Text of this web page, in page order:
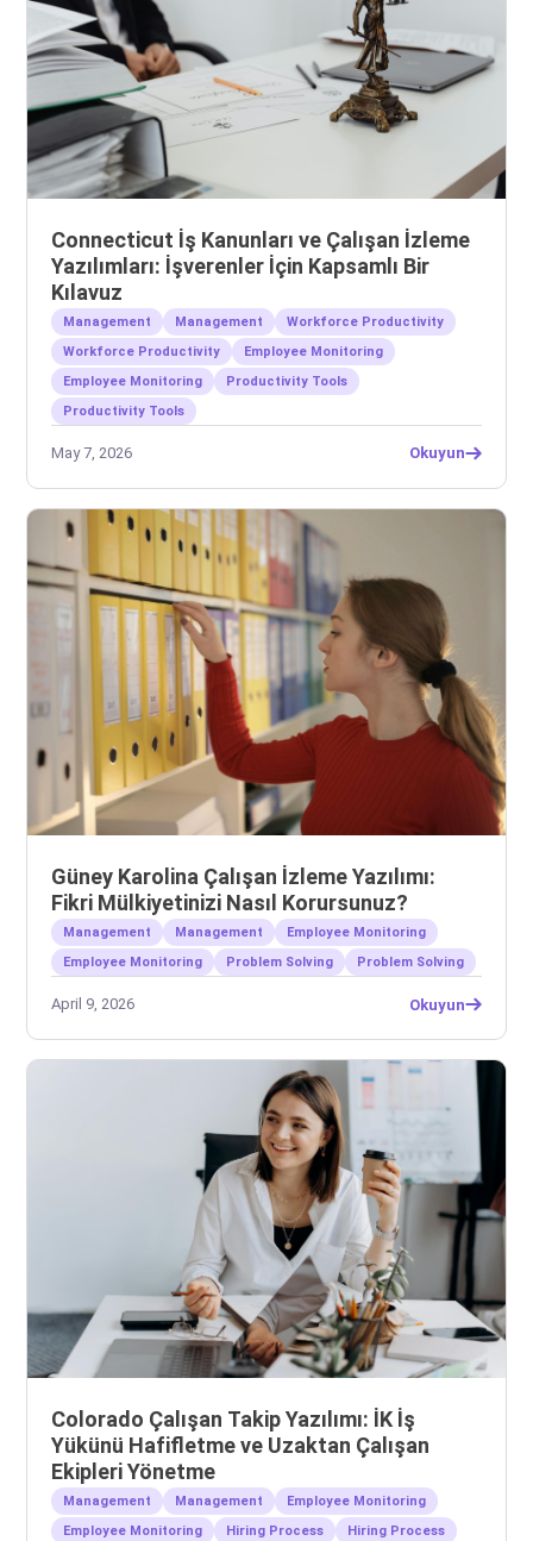
Connecticut İş Kanunları ve Çalışan İzleme
Yazılımları: İşverenler İçin Kapsamlı Bir
Kılavuz
Management Management
Workforce Productivity
Workforce Productivity
Employee Monitoring
Employee Monitoring
Productivity Tools
Productivity Tools
May 7, 2026 Okuyun
Güney Karolina Çalışan İzleme Yazılımı:
Fikri Mülkiyetinizi Nasıl Korursunuz?
Management Management
Employee Monitoring
Employee Monitoring
Problem Solving Problem Solving
April 9, 2026 Okuyun
Colorado Çalışan Takip Yazılımı: İK İş
Yükünü Hafifletme ve Uzaktan Çalışan
Ekipleri Yönetme
Management Management
Employee Monitoring
Employee Monitoring
Hiring Process
Hiring Process